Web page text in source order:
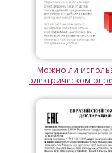
Можно ли
электрическом